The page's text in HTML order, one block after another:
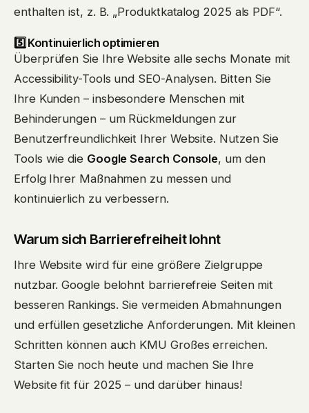
enthalten ist, z. B. „Produktkatalog 2025 als PDF“.
5️⃣ Kontinuierlich optimieren
Überprüfen Sie Ihre Website alle sechs Monate mit
Accessibility-Tools und SEO-Analysen. Bitten Sie
Ihre Kunden – insbesondere Menschen mit
Behinderungen – um Rückmeldungen zur
Benutzerfreundlichkeit Ihrer Website. Nutzen Sie
Tools wie die Google Search Console, um den
Erfolg Ihrer Maßnahmen zu messen und
kontinuierlich zu verbessern.
Warum sich Barrierefreiheit lohnt
Ihre Website wird für eine größere Zielgruppe
nutzbar. Google belohnt barrierefreie Seiten mit
besseren Rankings. Sie vermeiden Abmahnungen
und erfüllen gesetzliche Anforderungen. Mit kleinen
Schritten können auch KMU Großes erreichen.
Starten Sie noch heute und machen Sie Ihre
Website fit für 2025 – und darüber hinaus!